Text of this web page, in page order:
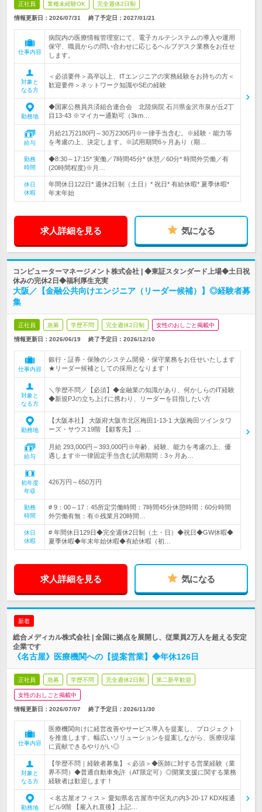
正社員 業種未経験OK 完全週休2日制
情報更新日：2026/07/31 終了予定日： 2027/01/21
仕事内容
病院内の医療情報管理室にて、電子カルテシステムの導入や運用
保守、職員からの問い合わせに応じるヘルプデスク業務をお任せ
します。
対象と
なる方
＜必須要件＞高卒以上、ITエンジニアの実務経験をお持ちの方＜
歓迎要件＞ネットワーク知識やSEの経験
勤務地
◆国家公務員共済組合連合会 北陸病院 石川県金沢市泉が丘2丁
目13-43 ※マイカー通勤可（3km…
給与
月給21万2180円～30万2305円※一律手当含む。※経験・能力等
を考慮の上、決定します。※試用期間6ヶ月あり（期…
勤務
時間
◆8:30～17:15* 実働／7時間45分* 休憩／60分* 時間外労働／有
(20時間程度)※月…
休日
休暇
年間休日122日* 週休2日制（土日）* 祝日* 有給休暇* 夏季休暇*
年末年始
求人詳細を見る 気になる
コンピューターマネージメント株式会社 | ◆東証スタンダード上場◆土日祝
休みの完休2日◆福利厚生充実
大阪／【金融公共向けエンジニア（リーダー候補）】◎経験者募
集
正社員 急募 学歴不問 完全週休2日制 女性のおしごと掲載中
情報更新日：2026/06/19 終了予定日： 2026/12/10
仕事内容
銀行・証券・保険のシステム開発・保守業務をお任せいたします
★リーダー候補としての採用となります！
対象と
なる方
＼学歴不問／【必須】◆金融業の知識があり、何かしらのIT経験
◆新規PJの立ち上げに携わり、リーダーを目指したい方
勤務地
【大阪本社】 大阪府大阪市北区梅田1-13-1 大阪梅田ツインタワ
ーズ・サウス19階 【顧客先】…
給与
月給 293,000円～393,000円※年齢、経験、能力を考慮の上、優
遇します※一律固定手当含む試用期間：3ヶ月あ…
初年度
年収
426万円～650万円
勤務
時間
# 9：00～17：45所定労働時間：7時間45分休憩時間：60分時間
外労働有無：有※残業月20時間…
休日
休暇
# 年間休日129日◆完全週休2日制（土・日）◆祝日◆GW休暇◆
夏季休暇◆年末年始休暇◆有給休暇（初…
求人詳細を見る 気になる
新着
総合メディカル株式会社 | 全国に拠点を展開し、従業員2万人を超える安定
企業です
《名古屋》医療機関への【提案営業】◆年休126日
正社員 急募 学歴不問 完全週休2日制 第二新卒歓迎
女性のおしごと掲載中
情報更新日：2026/07/07 終了予定日： 2026/11/30
仕事内容
医療機関向けに経営改善やサービス導入を提案し、プロジェクト
を推進します。幅広いソリューションを提案しながら、医療現場
に貢献できるやりがい◎
対象と
なる方
【学歴不問｜経験者募集】＜必須＞◆医師に対する営業経験（業
界不問）◆普通自動車免許（AT限定可）◎開業支援に関する業務
経験者は歓迎します！
勤務地
＜名古屋オフィス＞ 愛知県名古屋市中区丸の内3-20-17 KDX桜通
ビル9階 【雇入れ直後】上記…